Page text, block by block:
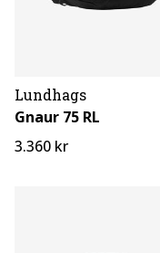
Lundhags
Gnaur 75 RL
3.360 kr